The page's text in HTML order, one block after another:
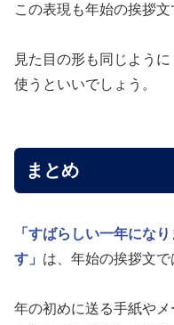
この表現も年始の挨拶文
見た目の形も同じように
使うといいでしょう。
まとめ
「すばらしい一年にな
す」 は、年始の挨拶文で
年の初めに送る手紙や